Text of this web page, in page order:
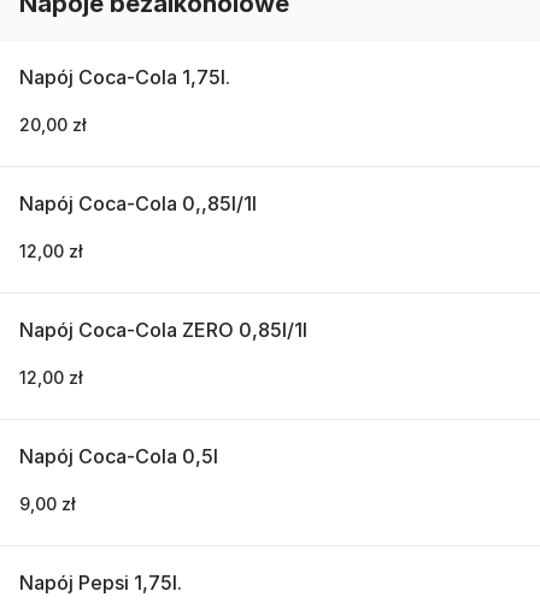
Napój Coca-Cola 1,75l.
20,00 zł
Napój Coca-Cola 0,,85l/1l
12,00 zł
Napój Coca-Cola ZERO 0,85l/1l
12,00 zł
Napój Coca-Cola 0,5l
9,00 zł
Napój Pepsi 1,75l.